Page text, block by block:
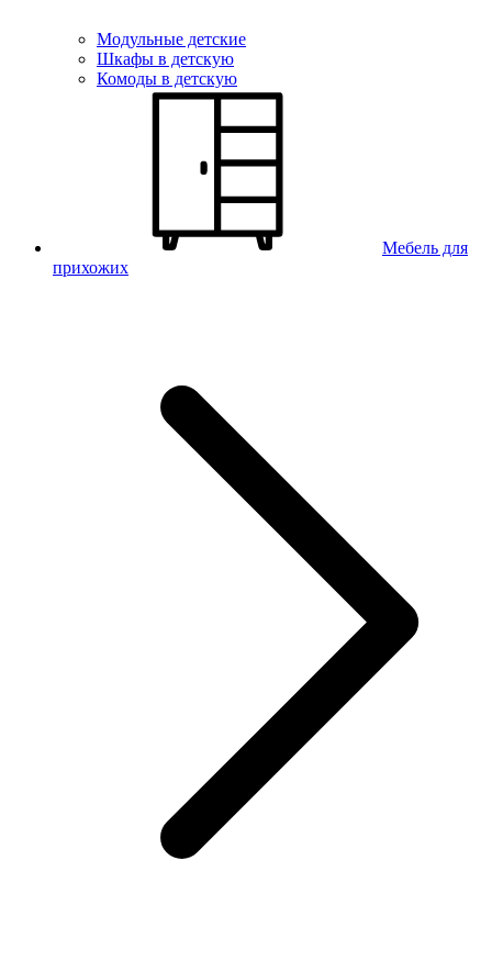
Модульные детские
Шкафы в детскую
Комоды в детскую
Мебель для
прихожих